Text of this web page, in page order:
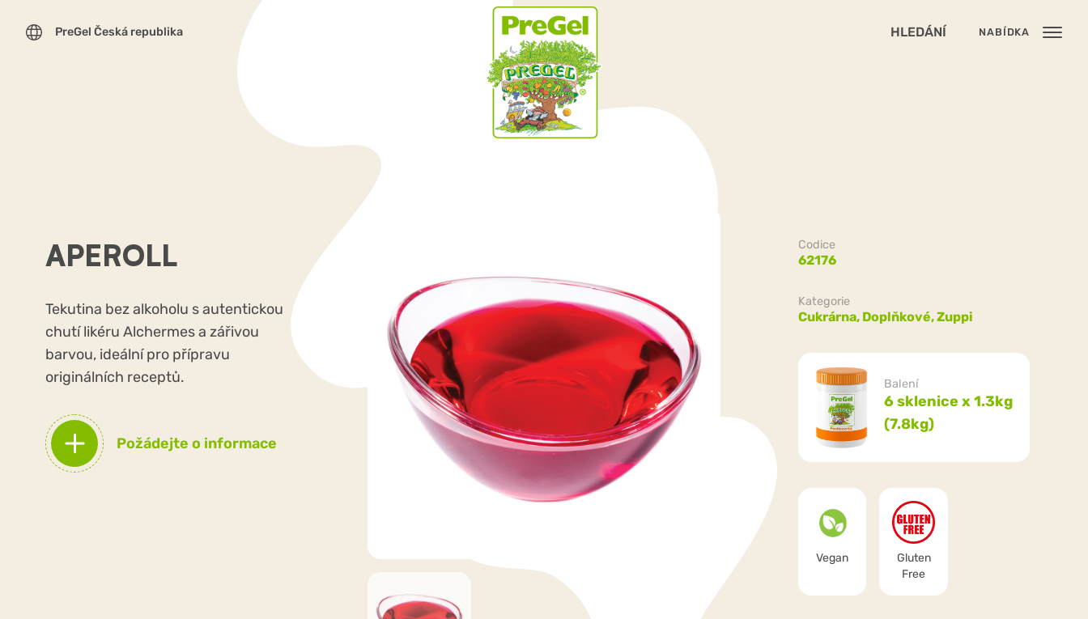
PreGel Česká republika HLEDÁNÍ NABÍDKA
APEROLL
Tekutina bez alkoholu s autentickou
chutí likéru Alchermes a zářivou
barvou, ideální pro přípravu
originálních receptů.
Požádejte o informace
Codice
62176
Kategorie
Cukrárna, Doplňkové,Zuppi
Balení
6 sklenice x 1.3kg
(7.8kg)
Vegan
Gluten
Free